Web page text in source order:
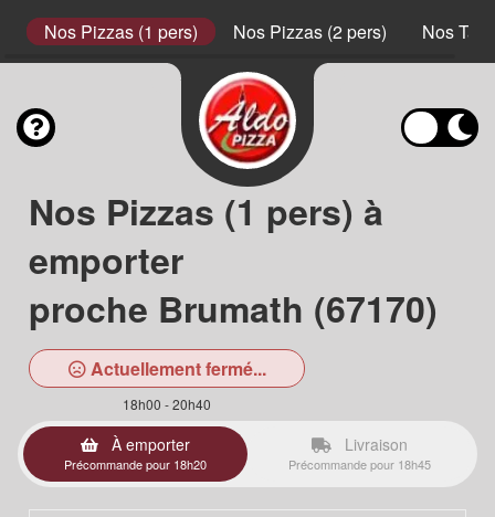
Nos Pizzas (1 pers) Nos Pizzas (2 pers) Nos
Nos Pizzas (1 pers) à
emporter
proche Brumath (67170)
Actuellement fermé...
18h00 - 20h40
À emporter
Précommande pour 18h20
Livraison
Précommande pour 18h45